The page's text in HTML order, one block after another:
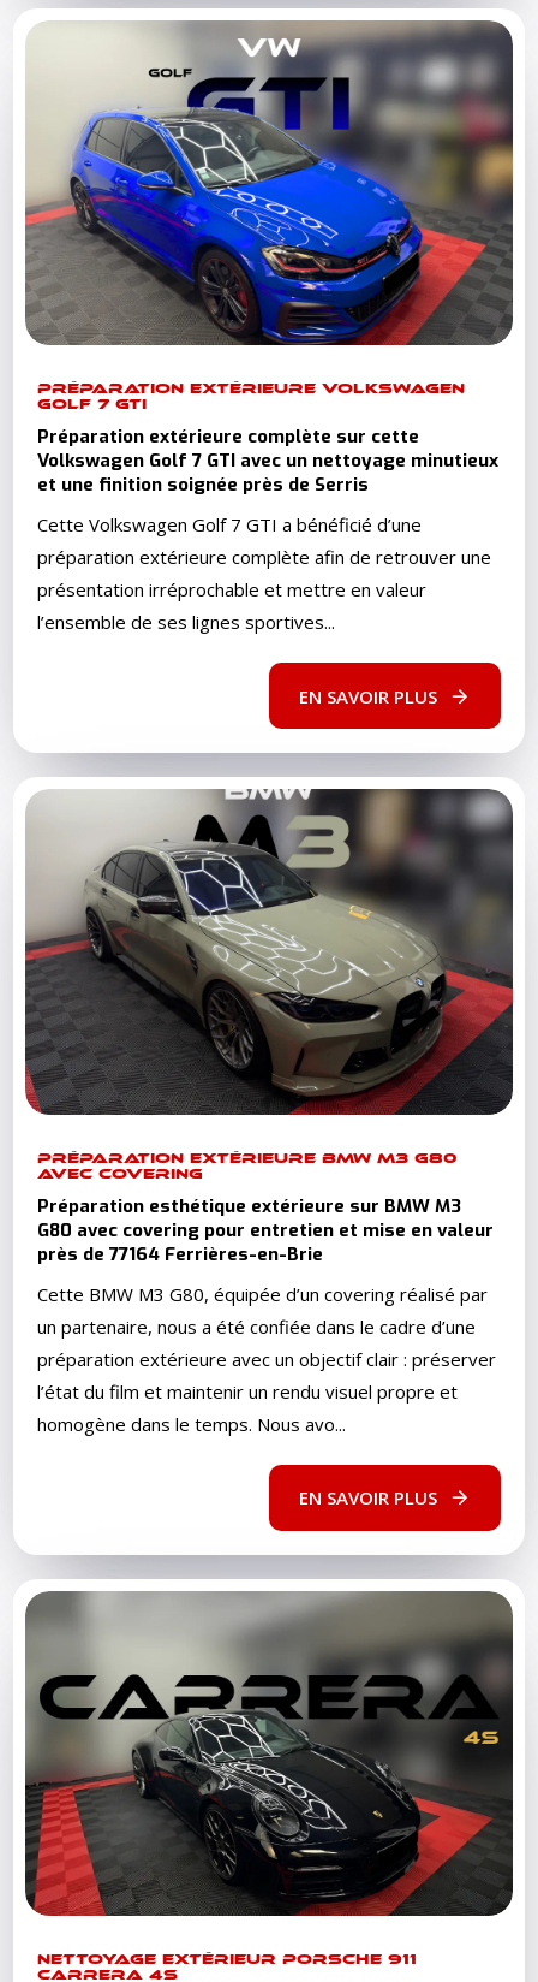
PRÉPARATION EXTÉRIEURE VOLKSWAGEN
GOLF 7 GTI
Préparation extérieure complète sur cette
Volkswagen Golf 7 GTI avec un nettoyage minutieux
et une finition soignée près de Serris
Cette Volkswagen Golf 7 GTI a bénéficié d’une
préparation extérieure complète afin de retrouver une
présentation irréprochable et mettre en valeur
l’ensemble de ses lignes sportives...
EN SAVOIR PLUS
PRÉPARATION EXTÉRIEURE BMW M3 G80
AVEC COVERING
Préparation esthétique extérieure sur BMW M3
G80 avec covering pour entretien et mise en valeur
près de 77164 Ferrières-en-Brie
Cette BMW M3 G80, équipée d’un covering réalisé par
un partenaire, nous a été confiée dans le cadre d’une
préparation extérieure avec un objectif clair : préserver
l’état du film et maintenir un rendu visuel propre et
homogène dans le temps. Nous avo...
EN SAVOIR PLUS
NETTOYAGE EXTÉRIEUR PORSCHE 911
CARRERA 4S